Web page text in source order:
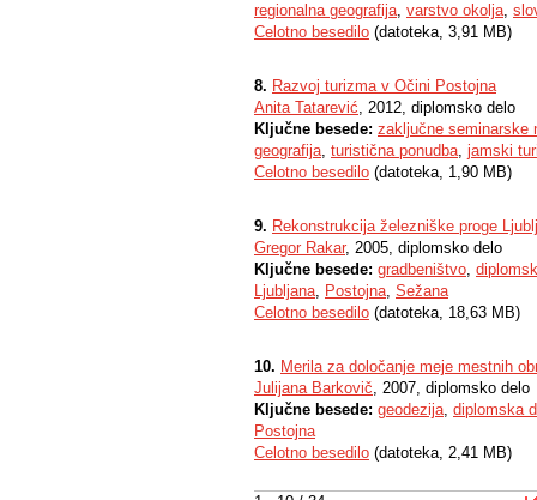
regionalna geografija, varstvo okolja,
Celotno besedilo (datoteka, 3,91 MB)
8. Razvoj turizma v Očini Postojna
Anita Tatarević, 2012, diplomsko delo
Ključne besede: zaključne seminarske
geografija, turistična ponudba, jamski
Celotno besedilo (datoteka, 1,90 MB)
9. Rekonstrukcija železniške proge
Gregor Rakar, 2005, diplomsko delo
Ključne besede: gradbeništvo,
Ljubljana, Postojna, Sežana
Celotno besedilo (datoteka, 18,63 MB)
10. Merila za določanje meje mestnih
Julijana Barkovič, 2007, diplomsko delo
Ključne besede: geodezija, diplomska
Postojna
Celotno besedilo (datoteka, 2,41 MB)